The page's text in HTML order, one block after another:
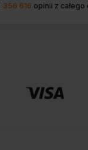
356 616 opinii z